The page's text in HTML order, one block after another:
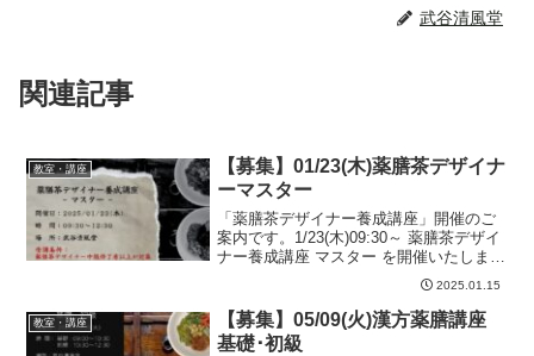
武谷清風堂
関連記事
教室・講座
【募集】01/23(木)薬膳茶デザイナ
ーマスター
「薬膳茶デザイナー養成講座」開催のご
案内です。1/23(木)09:30～ 薬膳茶デザイ
ナー養成講座 マスター を開催いたしま
す。★漢方薬膳講座マスター認定者以上
★薬膳茶デザイナー養成講座 中級 修了者
以上または相当者が対象となります。※
開催...
2025.01.15
教室・講座
【募集】05/09(火)漢方薬膳講座
基礎･初級